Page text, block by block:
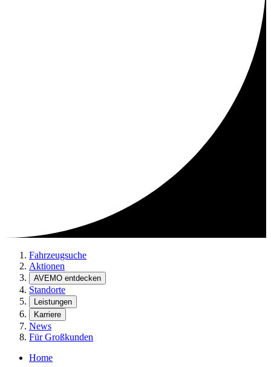
Fahrzeugsuche
Aktionen
AVEMO entdecken
Standorte
Leistungen
Karriere
News
Für Großkunden
Home